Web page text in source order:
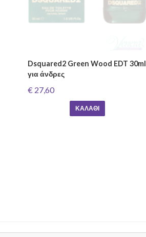
Dsquared2 Green Wood EDT 30ml
για άνδρες
€ 27,60
ΚΑΛΆΘΙ